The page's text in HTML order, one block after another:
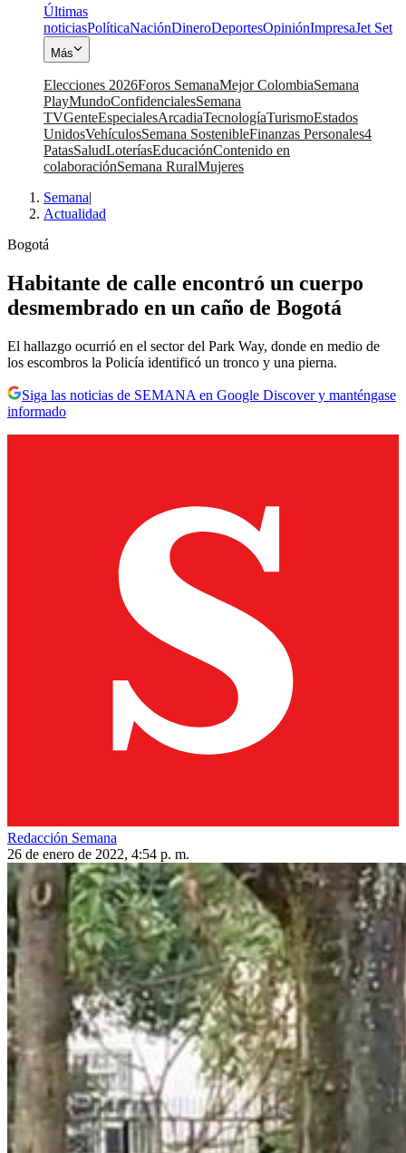
Últimas
noticiasPolíticaNaciónDineroDeportesOpiniónImpresaJet Set
Más
Elecciones 2026Foros SemanaMejor ColombiaSemana
PlayMundoConfidencialesSemana
TVGenteEspecialesArcadiaTecnologíaTurismoEstados
UnidosVehículosSemana SostenibleFinanzas Personales4
PatasSaludLoteríasEducaciónContenido en
colaboraciónSemana RuralMujeres
Semana|
Actualidad
Bogotá
Habitante de calle encontró un cuerpo
desmembrado en un caño de Bogotá
El hallazgo ocurrió en el sector del Park Way, donde en medio de
los escombros la Policía identificó un tronco y una pierna.
Siga las noticias de SEMANA en Google Discover y manténgase
informado
Redacción Semana
26 de enero de 2022, 4:54 p. m.